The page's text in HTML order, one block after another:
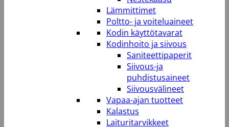
Lämmittimet
Poltto- ja voiteluaineet
Kodin käyttötavarat
Kodinhoito ja siivous
Saniteettipaperit
Siivous-ja
puhdistusaineet
Siivousvälineet
Vapaa-ajan tuotteet
Kalastus
Laituritarvikkeet